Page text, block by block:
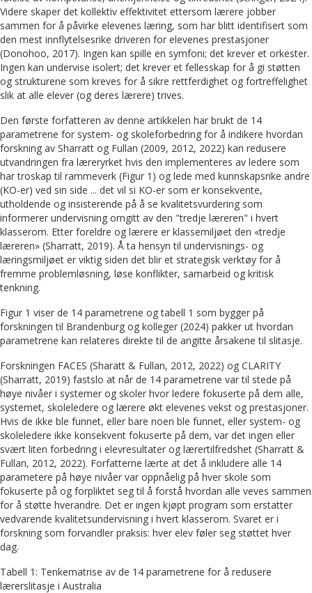
Videre skaper det kollektiv effektivitet ettersom lærere jobber
sammen for å påvirke elevenes læring, som har blitt identifisert som
den mest innflytelsesrike driveren for elevenes prestasjoner
(Donohoo, 2017). Ingen kan spille en symfoni; det krever et orkester.
Ingen kan undervise isolert; det krever et fellesskap for å gi støtten
og strukturene som kreves for å sikre rettferdighet og fortreffelighet
slik at alle elever (og deres lærere) trives.
Den første forfatteren av denne artikkelen har brukt de 14
parametrene for system- og skoleforbedring for å indikere hvordan
forskning av Sharratt og Fullan (2009, 2012, 2022) kan redusere
utvandringen fra læreryrket hvis den implementeres av ledere som
har troskap til rammeverk (Figur 1) og lede med kunnskapsrike andre
(KO-er) ved sin side ... det vil si KO-er som er konsekvente,
utholdende og insisterende på å se kvalitetsvurdering som
informerer undervisning omgitt av den "tredje læreren" i hvert
klasserom. Etter foreldre og lærere er klassemiljøet den «tredje
læreren» (Sharratt, 2019). Å ta hensyn til undervisnings- og
læringsmiljøet er viktig siden det blir et strategisk verktøy for å
fremme problemløsning, løse konflikter, samarbeid og kritisk
tenkning.
Figur 1 viser de 14 parametrene og tabell 1 som bygger på
forskningen til Brandenburg og kolleger (2024) pakker ut hvordan
parametrene kan relateres direkte til de angitte årsakene til slitasje.
Forskningen FACES (Sharatt & Fullan, 2012, 2022) og CLARITY
(Sharratt, 2019) fastslo at når de 14 parametrene var til stede på
høye nivåer i systemer og skoler hvor ledere fokuserte på dem alle,
systemet, skoleledere og lærere økt elevenes vekst og prestasjoner.
Hvis de ikke ble funnet, eller bare noen ble funnet, eller system- og
skoleledere ikke konsekvent fokuserte på dem, var det ingen eller
svært liten forbedring i elevresultater og lærertilfredshet (Sharratt &
Fullan, 2012, 2022). Forfatterne lærte at det å inkludere alle 14
parametere på høye nivåer var oppnåelig på hver skole som
fokuserte på og forpliktet seg til å forstå hvordan alle veves sammen
for å støtte hverandre. Det er ingen kjøpt program som erstatter
vedvarende kvalitetsundervisning i hvert klasserom. Svaret er i
forskning som forvandler praksis: hver elev føler seg støttet hver
dag.
Tabell 1: Tenkematrise av de 14 parametrene for å redusere
lærerslitasje i Australia